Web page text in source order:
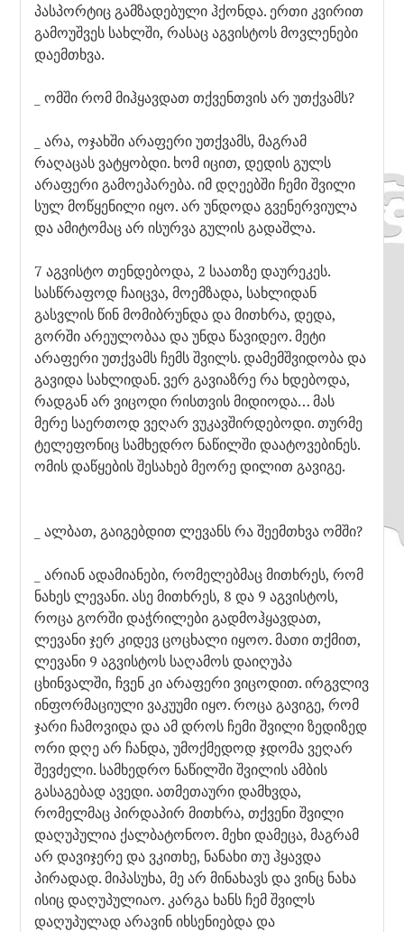
პასპორტიც გამზადებული ჰქონდა. ერთი კვირით
გამოუშვეს სახლში, რასაც აგვისტოს მოვლენები
დაემთხვა.
_ ომში რომ მიჰყავდათ თქვენთვის არ უთქვამს?
_ არა, ოჯახში არაფერი უთქვამს, მაგრამ
რაღაცას ვატყობდი. ხომ იცით, დედის გულს
არაფერი გამოეპარება. იმ დღეებში ჩემი შვილი
სულ მოწყენილი იყო. არ უნდოდა გვენერვიულა
და ამიტომაც არ ისურვა გულის გადაშლა.
7 აგვისტო თენდებოდა, 2 საათზე დაურეკეს.
სასწრაფოდ ჩაიცვა, მოემზადა, სახლიდან
გასვლის წინ მომიბრუნდა და მითხრა, დედა,
გორში არეულობაა და უნდა წავიდეო. მეტი
არაფერი უთქვამს ჩემს შვილს. დამემშვიდობა და
გავიდა სახლიდან. ვერ გავიაზრე რა ხდებოდა,
რადგან არ ვიცოდი რისთვის მიდიოდა… მას
მერე საერთოდ ვეღარ ვუკავშირდებოდი. თურმე
ტელეფონიც სამხედრო ნაწილში დაატოვებინეს.
ომის დაწყების შესახებ მეორე დილით გავიგე.
_ ალბათ, გაიგებდით ლევანს რა შეემთხვა ომში?
_ არიან ადამიანები, რომელებმაც მითხრეს, რომ
ნახეს ლევანი. ასე მითხრეს, 8 და 9 აგვისტოს,
როცა გორში დაჭრილები გადმოჰყავდათ,
ლევანი ჯერ კიდევ ცოცხალი იყოო. მათი თქმით,
ლევანი 9 აგვისტოს საღამოს დაიღუპა
ცხინვალში, ჩვენ კი არაფერი ვიცოდით. ირგვლივ
ინფორმაციული ვაკუუმი იყო. როცა გავიგე, რომ
ჯარი ჩამოვიდა და ამ დროს ჩემი შვილი ზედიზედ
ორი დღე არ ჩანდა, უმოქმედოდ ჯდომა ვეღარ
შევძელი. სამხედრო ნაწილში შვილის ამბის
გასაგებად ავედი. ათმეთაური დამხვდა,
რომელმაც პირდაპირ მითხრა, თქვენი შვილი
დაღუპულია ქალბატონოო. მეხი დამეცა, მაგრამ
არ დავიჯერე და ვკითხე, ნანახი თუ ჰყავდა
პირადად. მიპასუხა, მე არ მინახავს და ვინც ნახა
ისიც დაღუპულიაო. კარგა ხანს ჩემ შვილს
დაღუპულად არავინ იხსენიებდა და